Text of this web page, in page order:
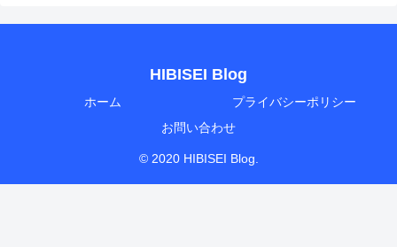
HIBISEI Blog
ホーム
プライバシーポリシー
お問い合わせ
© 2020 HIBISEI Blog.